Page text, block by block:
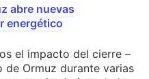
abre nuevas
energético
el impacto del cierre –
Ormuz durante varias